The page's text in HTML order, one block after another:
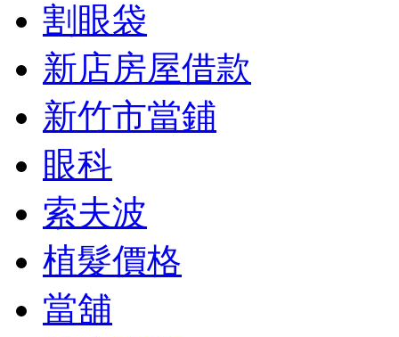
割眼袋
新店房屋借款
新竹市當鋪
眼科
索夫波
植髮價格
當舖